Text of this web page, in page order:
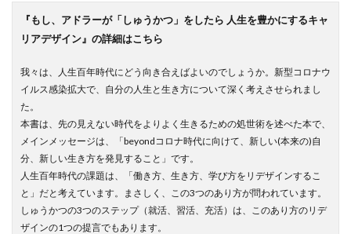
『もし、アドラーが「しゅうかつ」をしたら 人生を豊かにするキャ
リアデザイン』の詳細はこちら
我々は、人生百年時代にどう向き合えばよいのでしょうか。新型コロナウ
イルス感染拡大で、自分の人生と生き方について深く考えさせられまし
た。
本書は、先の見えない時代をよりよく生きるための処世術を述べた本で、
メインメッセージは、「beyondコロナ時代に向けて、新しい(本来の)自
分、新しい生き方を発見すること」です。
人生百年時代の課題は、「働き方、生き方、学び方をリデザインするこ
と」だと考えています。まさしく、この3つのあり方が問われています。
しゅうかつの3つのステップ（就活、習活、充活）は、このあり方のリデ
ザインの1つの提言でもあります。